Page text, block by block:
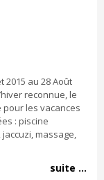
2015 au 28 Août
reconnue, le
les vacances
: piscine
massage,
suite ...